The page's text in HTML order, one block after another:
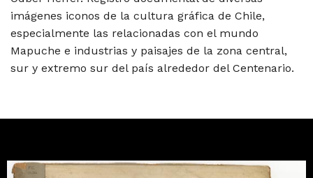
imágenes iconos de la cultura gráfica de Chile,
especialmente las relacionadas con el mundo
Mapuche e industrias y paisajes de la zona central,
sur y extremo sur del país alrededor del Centenario.